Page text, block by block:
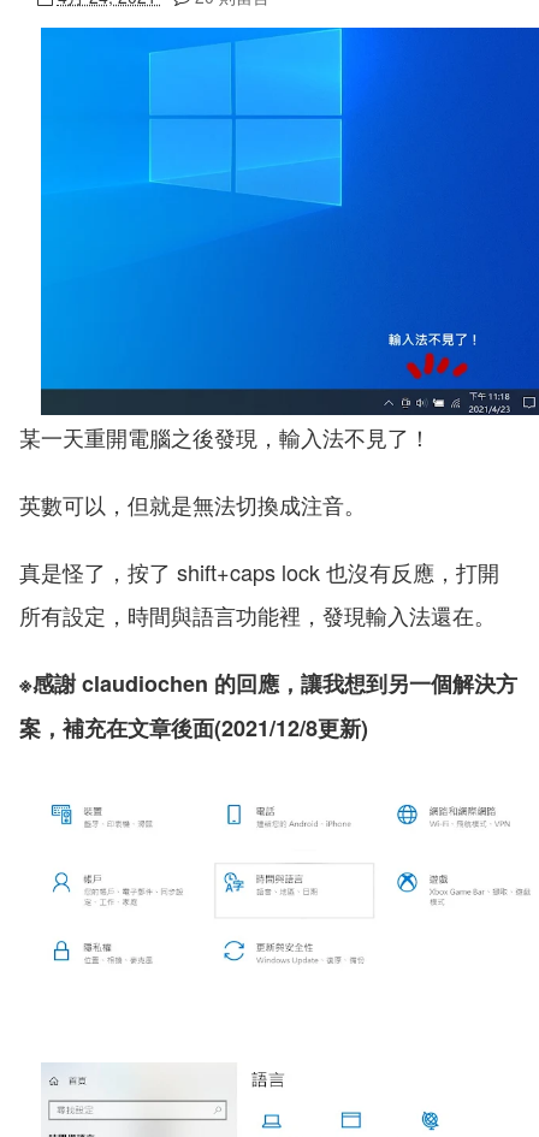
某一天重開電腦之後發現，輸入法不見了！
英數可以，但就是無法切換成注音。
真是怪了，按了 shift+caps lock 也沒有反應，打開
所有設定，時間與語言功能裡，發現輸入法還在。
※感謝 claudiochen 的回應，讓我想到另一個解決方
案，補充在文章後面(2021/12/8更新)